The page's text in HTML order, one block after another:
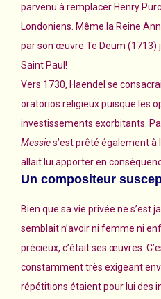
parvenu à remplacer Henry
Londoniens. Même la Reine
par son œuvre Te Deum (1713)
Saint Paul!
Vers 1730, Haendel se
oratorios religieux puisque les
investissements exorbitants.
Messies’est prêté également à
allait lui apporter en
Un compositeur
Bien que sa vie privée ne s’est
semblait n’avoir ni femme ni
précieux, c’était ses œuvres.
constamment très exigeant
répétitions étaient pour lui des